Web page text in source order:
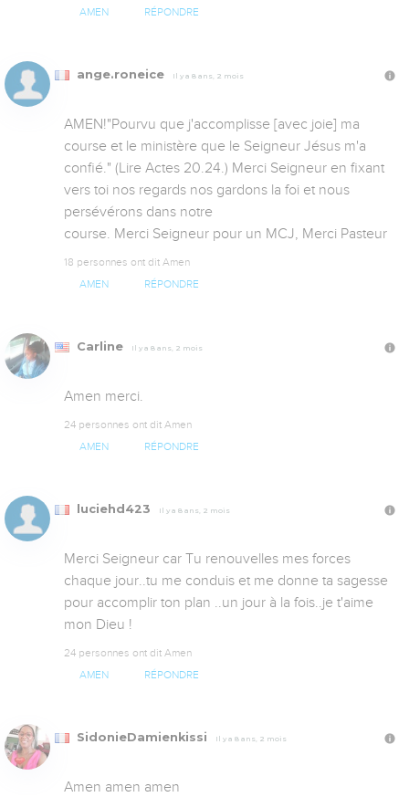
AMEN RÉPONDRE
ange.roneice Il y a 8 ans, 2 mois
AMEN!"Pourvu que j'accomplisse [avec joie] ma
course et le ministère que le Seigneur Jésus m'a
confié." (Lire Actes 20.24.) Merci Seigneur en fixant
vers toi nos regards nos gardons la foi et nous
persévérons dans notre
course. Merci Seigneur pour un MCJ, Merci Pasteur
18 personnes ont dit Amen
AMEN RÉPONDRE
Carline Il y a 8 ans, 2 mois
Amen merci.
24 personnes ont dit Amen
AMEN RÉPONDRE
luciehd423 Il y a 8 ans, 2 mois
Merci Seigneur car Tu renouvelles mes forces
chaque jour..tu me conduis et me donne ta sagesse
pour accomplir ton plan ..un jour à la fois..je t'aime
mon Dieu !
24 personnes ont dit Amen
AMEN RÉPONDRE
SidonieDamienkissi Il y a 8 ans, 2 mois
Amen amen amen